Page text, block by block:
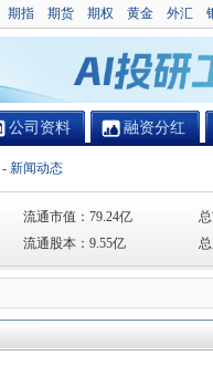
期指 期货 期权 黄金 外汇
公司资料 融资分红
- 新闻动态
流通市值： 79.24亿
流通股本： 9.55亿